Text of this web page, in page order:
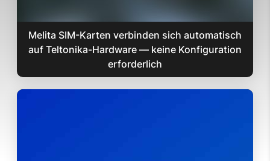
Melita SIM-Karten verbinden sich automatisch
auf Teltonika-Hardware — keine Konfiguration
erforderlich